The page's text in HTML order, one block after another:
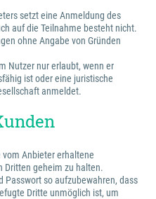
setzt eine Anmeldung des
auf die Teilnahme besteht nicht.
ohne Angabe von Gründen
Nutzer nur erlaubt, wenn er
ist oder eine juristische
anmeldet.
Anbieter erhaltene
Dritten geheim zu halten.
Passwort so aufzubewahren, dass
Dritte unmöglich ist, um